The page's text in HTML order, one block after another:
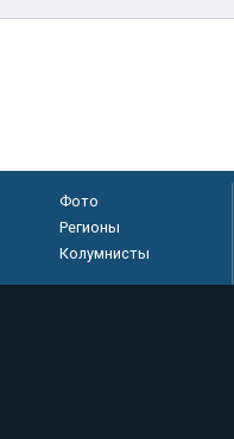
Фото
Регионы
Колумнисты